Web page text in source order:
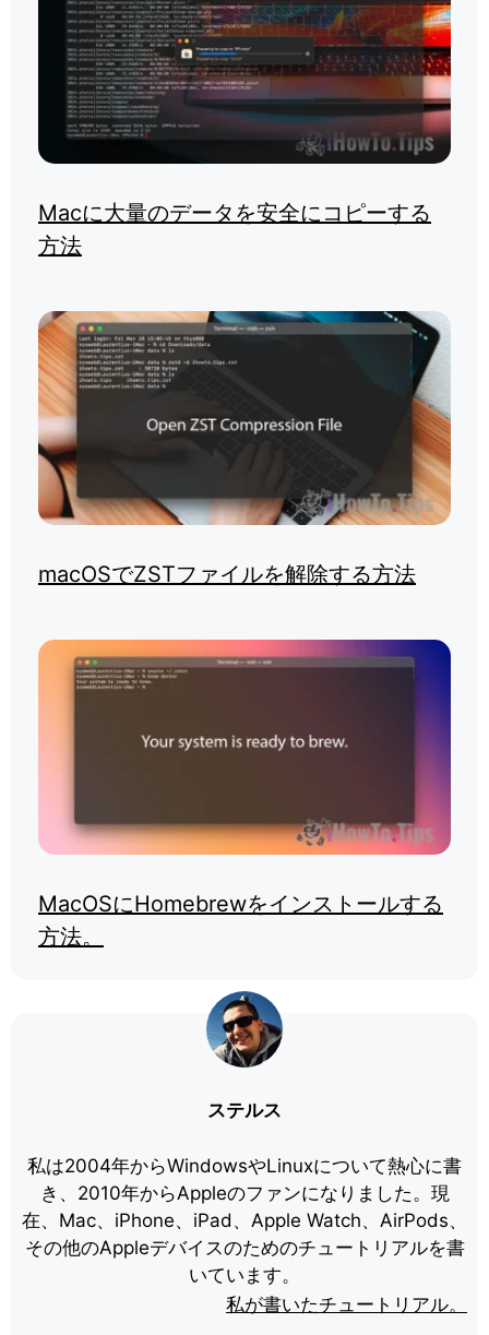
Macに大量のデータを安全にコピーする
方法
macOSでZSTファイルを解除する方法
MacOSにHomebrewをインストールする
方法。
ステルス
私は2004年からWindowsやLinuxについて熱心に書
き、2010年からAppleのファンになりました。現
在、Mac、iPhone、iPad、Apple Watch、AirPods、
その他のAppleデバイスのためのチュートリアルを書
いています。
私が書いたチュートリアル。